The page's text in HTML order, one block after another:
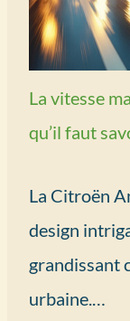
La vitesse
qu’il faut
La Citroën
design
grandissant
urbaine.…